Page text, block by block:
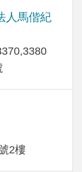
人馬偕紀
2樓